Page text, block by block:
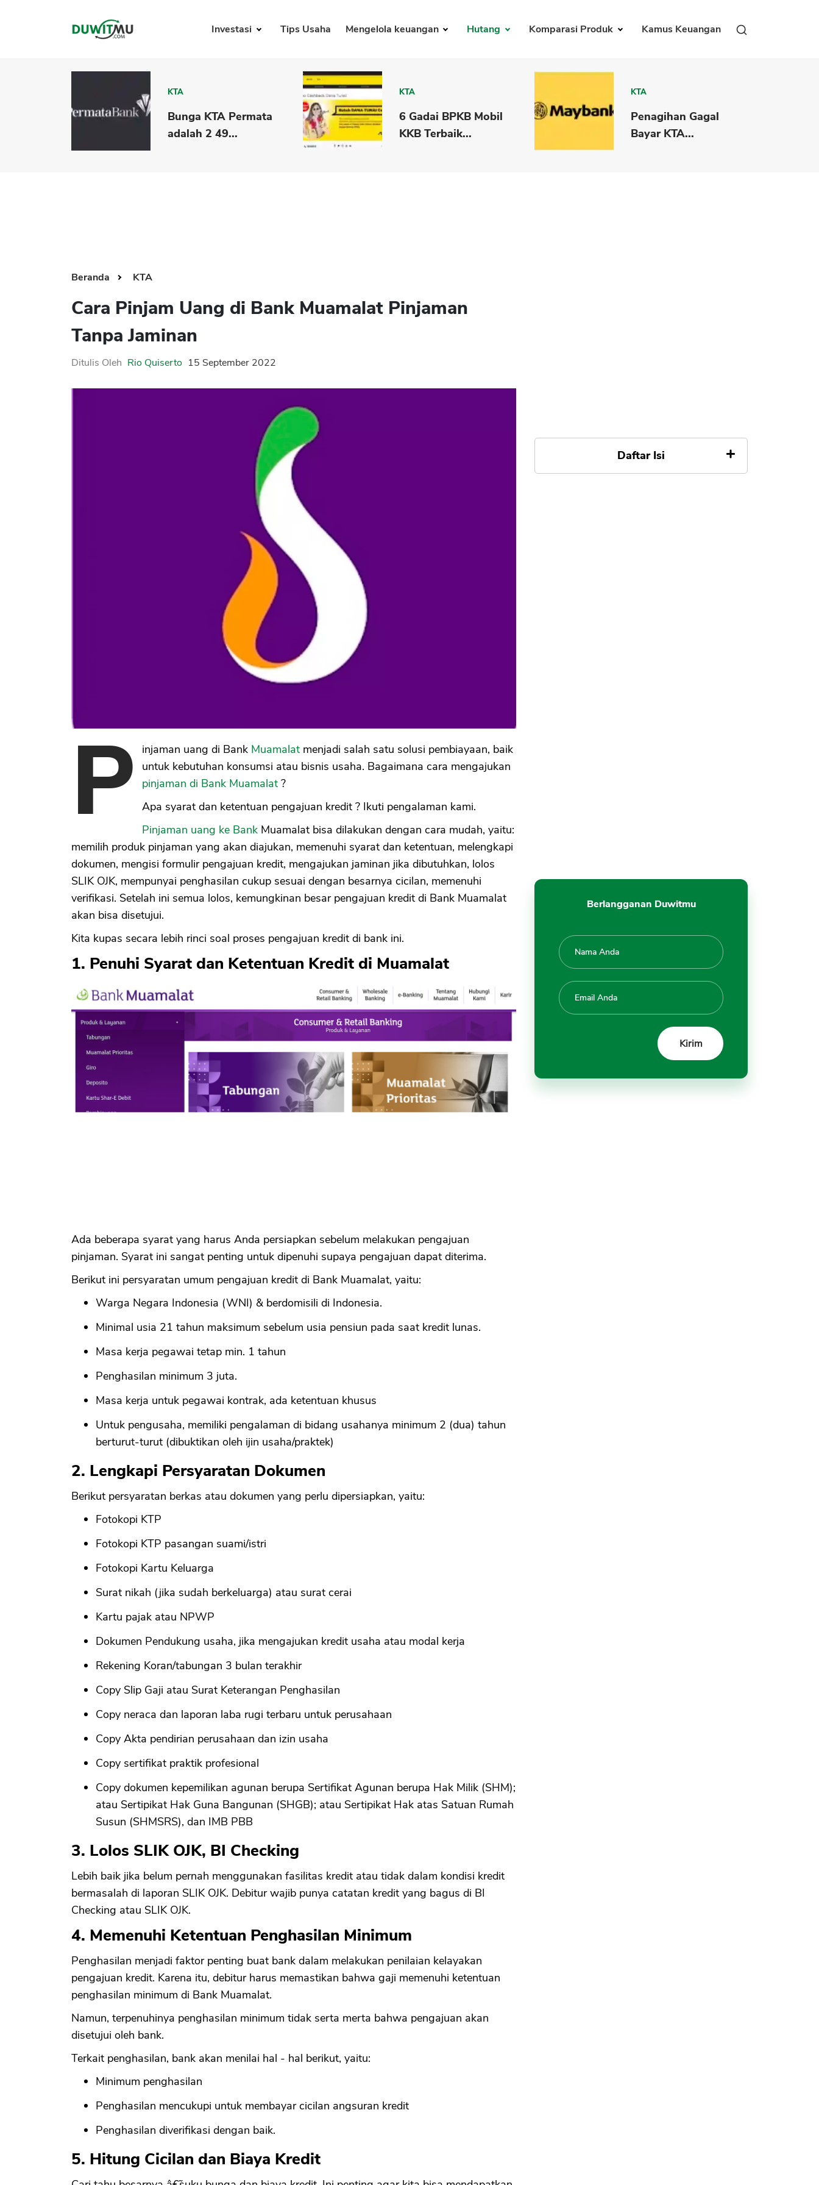
Investasi Tips Usaha Mengelola keuangan Hutang Komparasi Produk Kamus Keuangan
KTA
Bunga KTA Permata
adalah 2 49...
KTA
6 Gadai BPKB Mobil
KKB Terbaik...
KTA
Penagihan Gagal
Bayar KTA...
Beranda KTA
Cara Pinjam Uang di Bank Muamalat Pinjaman
Tanpa Jaminan
Ditulis Oleh Rio Quiserto 15 September 2022
P injaman uang di Bank Muamalat menjadi salah satu solusi pembiayaan, baik
untuk kebutuhan konsumsi atau bisnis usaha. Bagaimana cara mengajukan
pinjaman di Bank Muamalat ?
Apa syarat dan ketentuan pengajuan kredit ? Ikuti pengalaman kami.
Pinjaman uang ke Bank Muamalat bisa dilakukan dengan cara mudah, yaitu:
memilih produk pinjaman yang akan diajukan, memenuhi syarat dan ketentuan, melengkapi
dokumen, mengisi formulir pengajuan kredit, mengajukan jaminan jika dibutuhkan, lolos
SLIK OJK, mempunyai penghasilan cukup sesuai dengan besarnya cicilan, memenuhi
verifikasi. Setelah ini semua lolos, kemungkinan besar pengajuan kredit di Bank Muamalat
akan bisa disetujui.
Kita kupas secara lebih rinci soal proses pengajuan kredit di bank ini.
1. Penuhi Syarat dan Ketentuan Kredit di Muamalat
Ada beberapa syarat yang harus Anda persiapkan sebelum melakukan pengajuan
pinjaman. Syarat ini sangat penting untuk dipenuhi supaya pengajuan dapat diterima.
Berikut ini persyaratan umum pengajuan kredit di Bank Muamalat, yaitu:
Warga Negara Indonesia (WNI) & berdomisili di Indonesia.
Minimal usia 21 tahun maksimum sebelum usia pensiun pada saat kredit lunas.
Masa kerja pegawai tetap min. 1 tahun
Penghasilan minimum 3 juta.
Masa kerja untuk pegawai kontrak, ada ketentuan khusus
Untuk pengusaha, memiliki pengalaman di bidang usahanya minimum 2 (dua) tahun
berturut-turut (dibuktikan oleh ijin usaha/praktek)
2. Lengkapi Persyaratan Dokumen
Berikut persyaratan berkas atau dokumen yang perlu dipersiapkan, yaitu:
Fotokopi KTP
Fotokopi KTP pasangan suami/istri
Fotokopi Kartu Keluarga
Surat nikah (jika sudah berkeluarga) atau surat cerai
Kartu pajak atau NPWP
Dokumen Pendukung usaha, jika mengajukan kredit usaha atau modal kerja
Rekening Koran/tabungan 3 bulan terakhir
Copy Slip Gaji atau Surat Keterangan Penghasilan
Copy neraca dan laporan laba rugi terbaru untuk perusahaan
Copy Akta pendirian perusahaan dan izin usaha
Copy sertifikat praktik profesional
Copy dokumen kepemilikan agunan berupa Sertifikat Agunan berupa Hak Milik (SHM);
atau Sertipikat Hak Guna Bangunan (SHGB); atau Sertipikat Hak atas Satuan Rumah
Susun (SHMSRS), dan IMB PBB
3. Lolos SLIK OJK, BI Checking
Lebih baik jika belum pernah menggunakan fasilitas kredit atau tidak dalam kondisi kredit
bermasalah di laporan SLIK OJK. Debitur wajib punya catatan kredit yang bagus di BI
Checking atau SLIK OJK.
4. Memenuhi Ketentuan Penghasilan Minimum
Penghasilan menjadi faktor penting buat bank dalam melakukan penilaian kelayakan
pengajuan kredit. Karena itu, debitur harus memastikan bahwa gaji memenuhi ketentuan
penghasilan minimum di Bank Muamalat.
Namun, terpenuhinya penghasilan minimum tidak serta merta bahwa pengajuan akan
disetujui oleh bank.
Terkait penghasilan, bank akan menilai hal - hal berikut, yaitu:
Minimum penghasilan
Penghasilan mencukupi untuk membayar cicilan angsuran kredit
Penghasilan diverifikasi dengan baik.
5. Hitung Cicilan dan Biaya Kredit
Daftar Isi
Berlangganan Duwitmu